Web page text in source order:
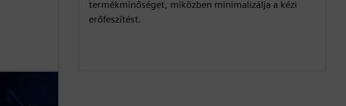
termékminőséget, miközben minimalizálja a kézi
erőfeszítést.